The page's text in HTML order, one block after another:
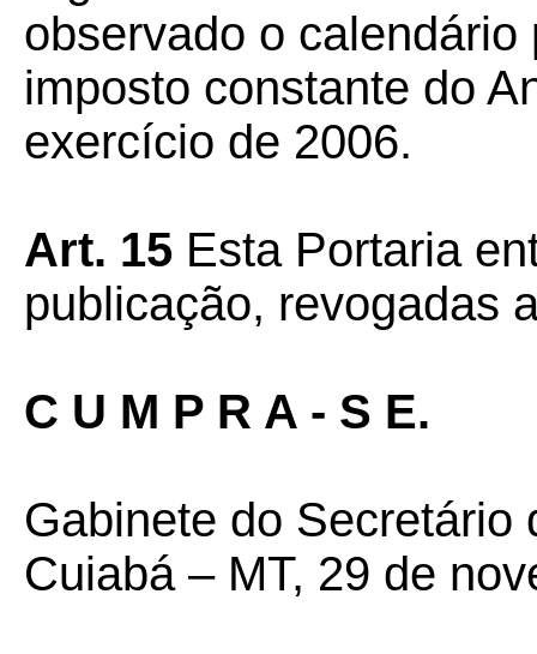
observado o
imposto constante do
exercício de 2006.
Art. 15 Esta Portaria
publicação, revogadas
C U M P R A - S E.
Gabinete do Secretário
Cuiabá – MT, 29 de